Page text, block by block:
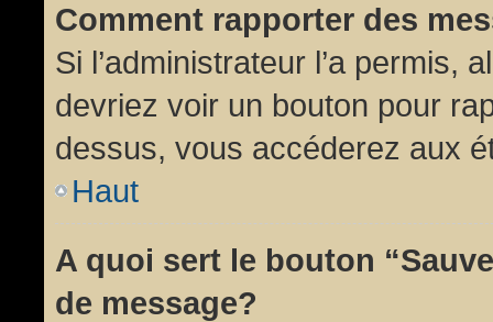
Comment rapporter des
Si l’administrateur l’a permis,
devriez voir un bouton pour
dessus, vous accéderez aux
Haut
A quoi sert le bouton
de message?